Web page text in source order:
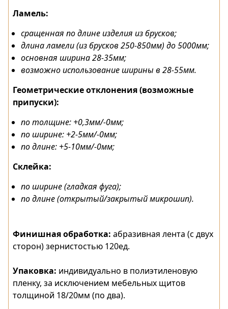
Ламель:
сращенная по длине изделия из брусков;
длина ламели (из брусков 250-850мм) до 5000мм;
основная ширина 28-35мм;
возможно использование ширины в 28-55мм.
Геометрические отклонения (возможные
припуски):
по толщине: +0,3мм/-0мм;
по ширине: +2-5мм/-0мм;
по длине: +5-10мм/-0мм;
Склейка:
по ширине (гладкая фуга);
по длине (открытый/закрытый микрошип).
Финишная обработка: абразивная лента (с двух
сторон) зернистостью 120ед.
Упаковка: индивидуально в полиэтиленовую
пленку, за исключением мебельных щитов
толщиной 18/20мм (по два).